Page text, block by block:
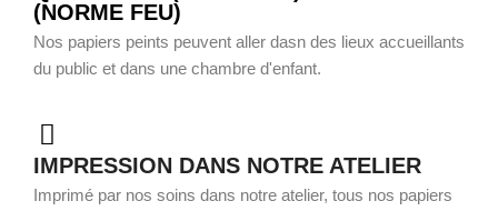
(NORME FEU)
Nos papiers peints peuvent aller dasn des lieux accueillants
du public et dans une chambre d'enfant.
IMPRESSION DANS NOTRE ATELIER
Imprimé par nos soins dans notre atelier, tous nos papiers